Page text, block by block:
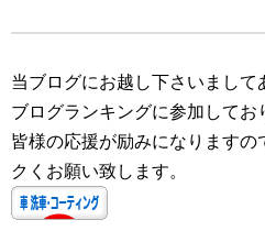
中…
当ブログにお越し下さいまして
ブログランキングに参加してお
皆様の応援が励みになりますの
クくお願い致します。